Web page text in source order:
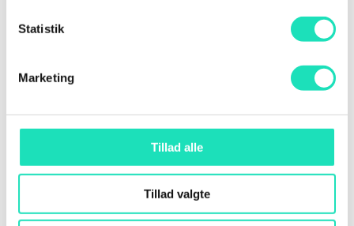
Statistik
Marketing
Tillad alle
Tillad valgte
Arxiv Insights
Data school